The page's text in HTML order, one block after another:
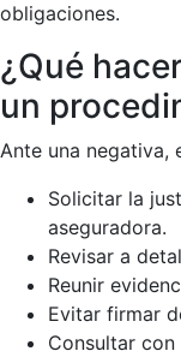
obligaciones.
¿Qué
un
Ante una negativa,
Solicitar la
aseguradora.
Revisar a
Reunir
Evitar firmar
Consultar